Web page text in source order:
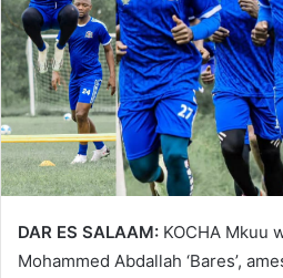
DAR ES SALAAM: KOCHA Mkuu
Mohammed Abdallah ‘Bares’,